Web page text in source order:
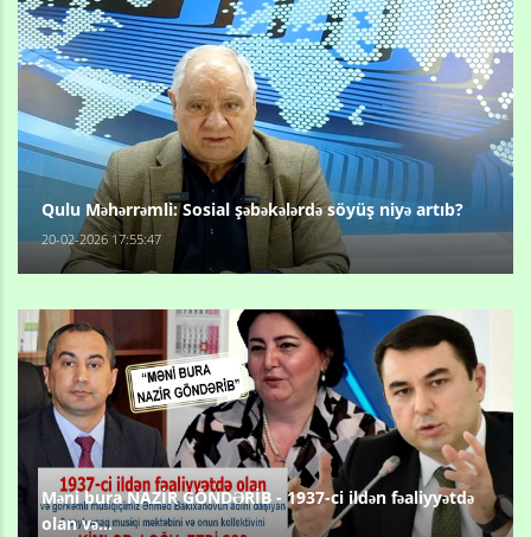
Qulu Məhərrəmli: Sosial şəbəkələrdə söyüş niyə artıb?
20-02-2026 17:55:47
Məni bura NAZİR GÖNDƏRİB - 1937-ci ildən fəaliyyətdə
olan və...